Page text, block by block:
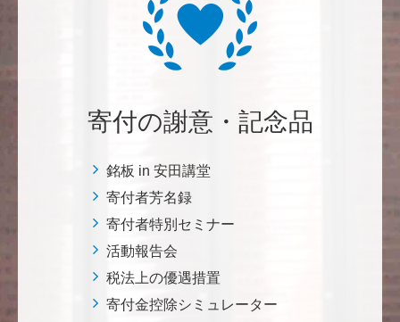
自身の高齢化とともに、障害のある方の苦労がよく理
解できるようになりました。パンフに出ている「重た
いドアの自動ドア化あるいは開閉しやすい折り戸化」
をはじめとして、身近なことでやらなければならない
です。 <障害のある学生や研究者の活躍応援基金>
恵良 道信
リベラルアーツとしての経済学をさらに発展させて 下
さい。 <経済学研究科・経済学部支援基金>
紺野 邦昭
世界のISAKI」を実現し、日本を、そして世界をリー
寄付の謝意・記念品
銘板 in 安田講堂
寄付者芳名録
寄付者特別セミナー
活動報告会
税法上の優遇措置
寄付金控除シミュレーター